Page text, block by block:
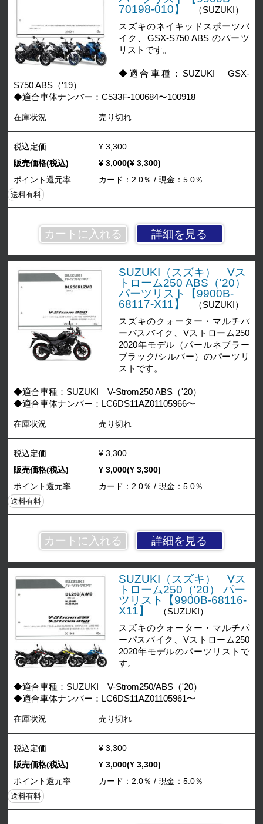
70198-010】
（SUZUKI）
スズキのネイキッドスポーツバ
イク、GSX-S750 ABS のパーツ
リストです。
◆適合車種：SUZUKI GSX-
S750 ABS（'19）
◆適合車体ナンバー：C533F-100684〜100918
在庫状況 売り切れ
詳細を見る
税込定価
¥ 3,300
販売価格(税込)
¥ 3,000(¥ 3,300)
ポイント還元率
カード：2.0％ / 現金：5.0％
送料有料
SUZUKI（スズキ） Vス
トローム250 ABS（'20）
パーツリスト【9900B-
68117-X11】
（SUZUKI）
スズキのクォーター・マルチパ
ーパスバイク、Vストローム250
2020年モデル（パールネブラー
ブラック/シルバー）のパーツリ
ストです。
◆適合車種：SUZUKI V-Strom250 ABS（'20）
◆適合車体ナンバー：LC6DS11AZ01105966〜
在庫状況 売り切れ
詳細を見る
税込定価
¥ 3,300
販売価格(税込)
¥ 3,000(¥ 3,300)
ポイント還元率
カード：2.0％ / 現金：5.0％
送料有料
SUZUKI（スズキ） Vス
トローム250（'20） パー
ツリスト【9900B-68116-
X11】
（SUZUKI）
スズキのクォーター・マルチパ
ーパスバイク、Vストローム250
2020年モデルのパーツリストで
す。
◆適合車種：SUZUKI V-Strom250/ABS（'20）
◆適合車体ナンバー：LC6DS11AZ01105961〜
在庫状況 売り切れ
税込定価
¥ 3,300
販売価格(税込)
¥ 3,000(¥ 3,300)
ポイント還元率
カード：2.0％ / 現金：5.0％
送料有料